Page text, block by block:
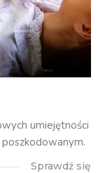
umiejętności
Sprawdź się